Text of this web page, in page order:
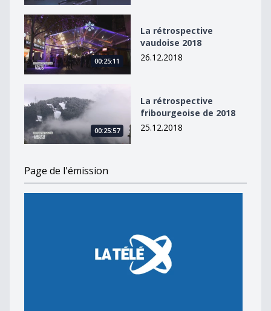
La rétrospective vaudoise 2018
00:25:11
La rétrospective
vaudoise 2018
26.12.2018
00:25:57
La rétrospective
fribourgeoise de 2018
25.12.2018
Page de l'émission